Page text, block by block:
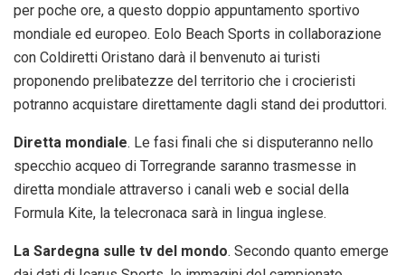
per poche ore, a questo doppio appuntamento sportivo
mondiale ed europeo. Eolo Beach Sports in collaborazione
con Coldiretti Oristano darà il benvenuto ai turisti
proponendo prelibatezze del territorio che i crocieristi
potranno acquistare direttamente dagli stand dei produttori.
Diretta mondiale. Le fasi finali che si disputeranno nello
specchio acqueo di Torregrande saranno trasmesse in
diretta mondiale attraverso i canali web e social della
Formula Kite, la telecronaca sarà in lingua inglese.
La Sardegna sulle tv del mondo. Secondo quanto emerge